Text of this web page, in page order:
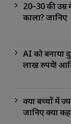
20–30 की
काला? जानिए
AI को बनाया
लाख रुपये!
क्या बच्चों में
जानिए क्या